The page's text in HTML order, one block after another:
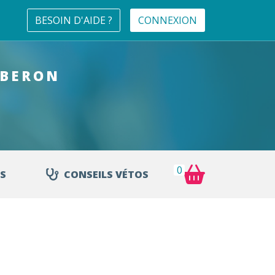
BESOIN D'AIDE ? CONNEXION
CONSEILS VÉTOS 0